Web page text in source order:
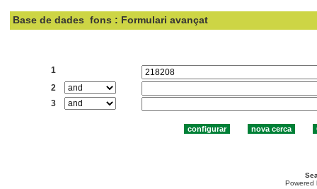
Base de dades fons : Formulari avançat
1
2
3